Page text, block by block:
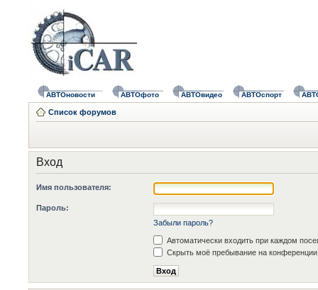
АВТОновости АВТОфото АВТОвидео АВТОспорт
Список форумов
Вход
Имя пользователя:
Пароль:
Забыли пароль?
Автоматически входить при каждом
Скрыть моё пребывание на конференции